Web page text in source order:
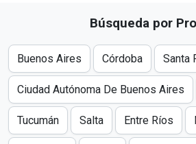
Búsqueda por
Buenos Aires Córdoba Santa
Ciudad Autónoma De Buenos Aires
Tucumán Salta Entre Ríos